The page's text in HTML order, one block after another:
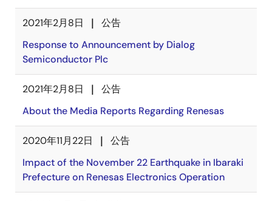
2021年2月8日
公告
Response to Announcement by Dialog
Semiconductor Plc
2021年2月8日
公告
About the Media Reports Regarding Renesas
2020年11月22日
公告
Impact of the November 22 Earthquake in Ibaraki
Prefecture on Renesas Electronics Operation